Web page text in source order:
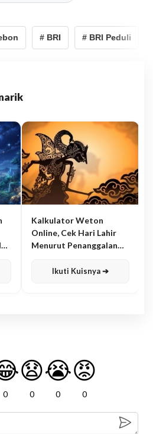
# BRI # BRI Peduli
Kalkulator Weton
Online, Cek Hari Lahir
Menurut Penanggalan
Ikuti Kuisnya ➔
0
😧
0
😭
0
😡
0